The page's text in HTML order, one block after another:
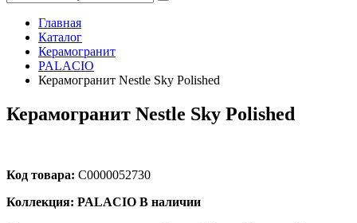
Главная
Каталог
Керамогранит
PALACIO
Керамогранит Nestle Sky Polished
Керамогранит Nestle Sky Polished
Код товара: С0000052730
Коллекция: PALACIO В наличии